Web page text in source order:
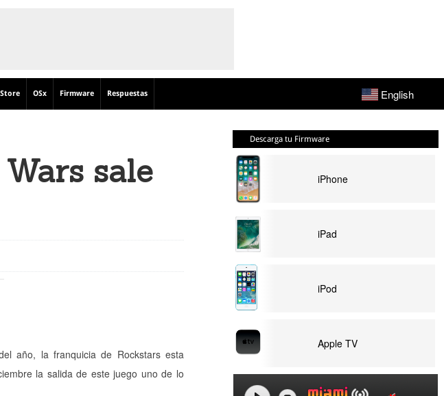
OSx Firmware Respuestas English
sale
año, la franquicia de Rockstars esta
la salida de este juego uno de lo
Descarga tu Firmware
iPhone
iPad
iPod
Apple TV